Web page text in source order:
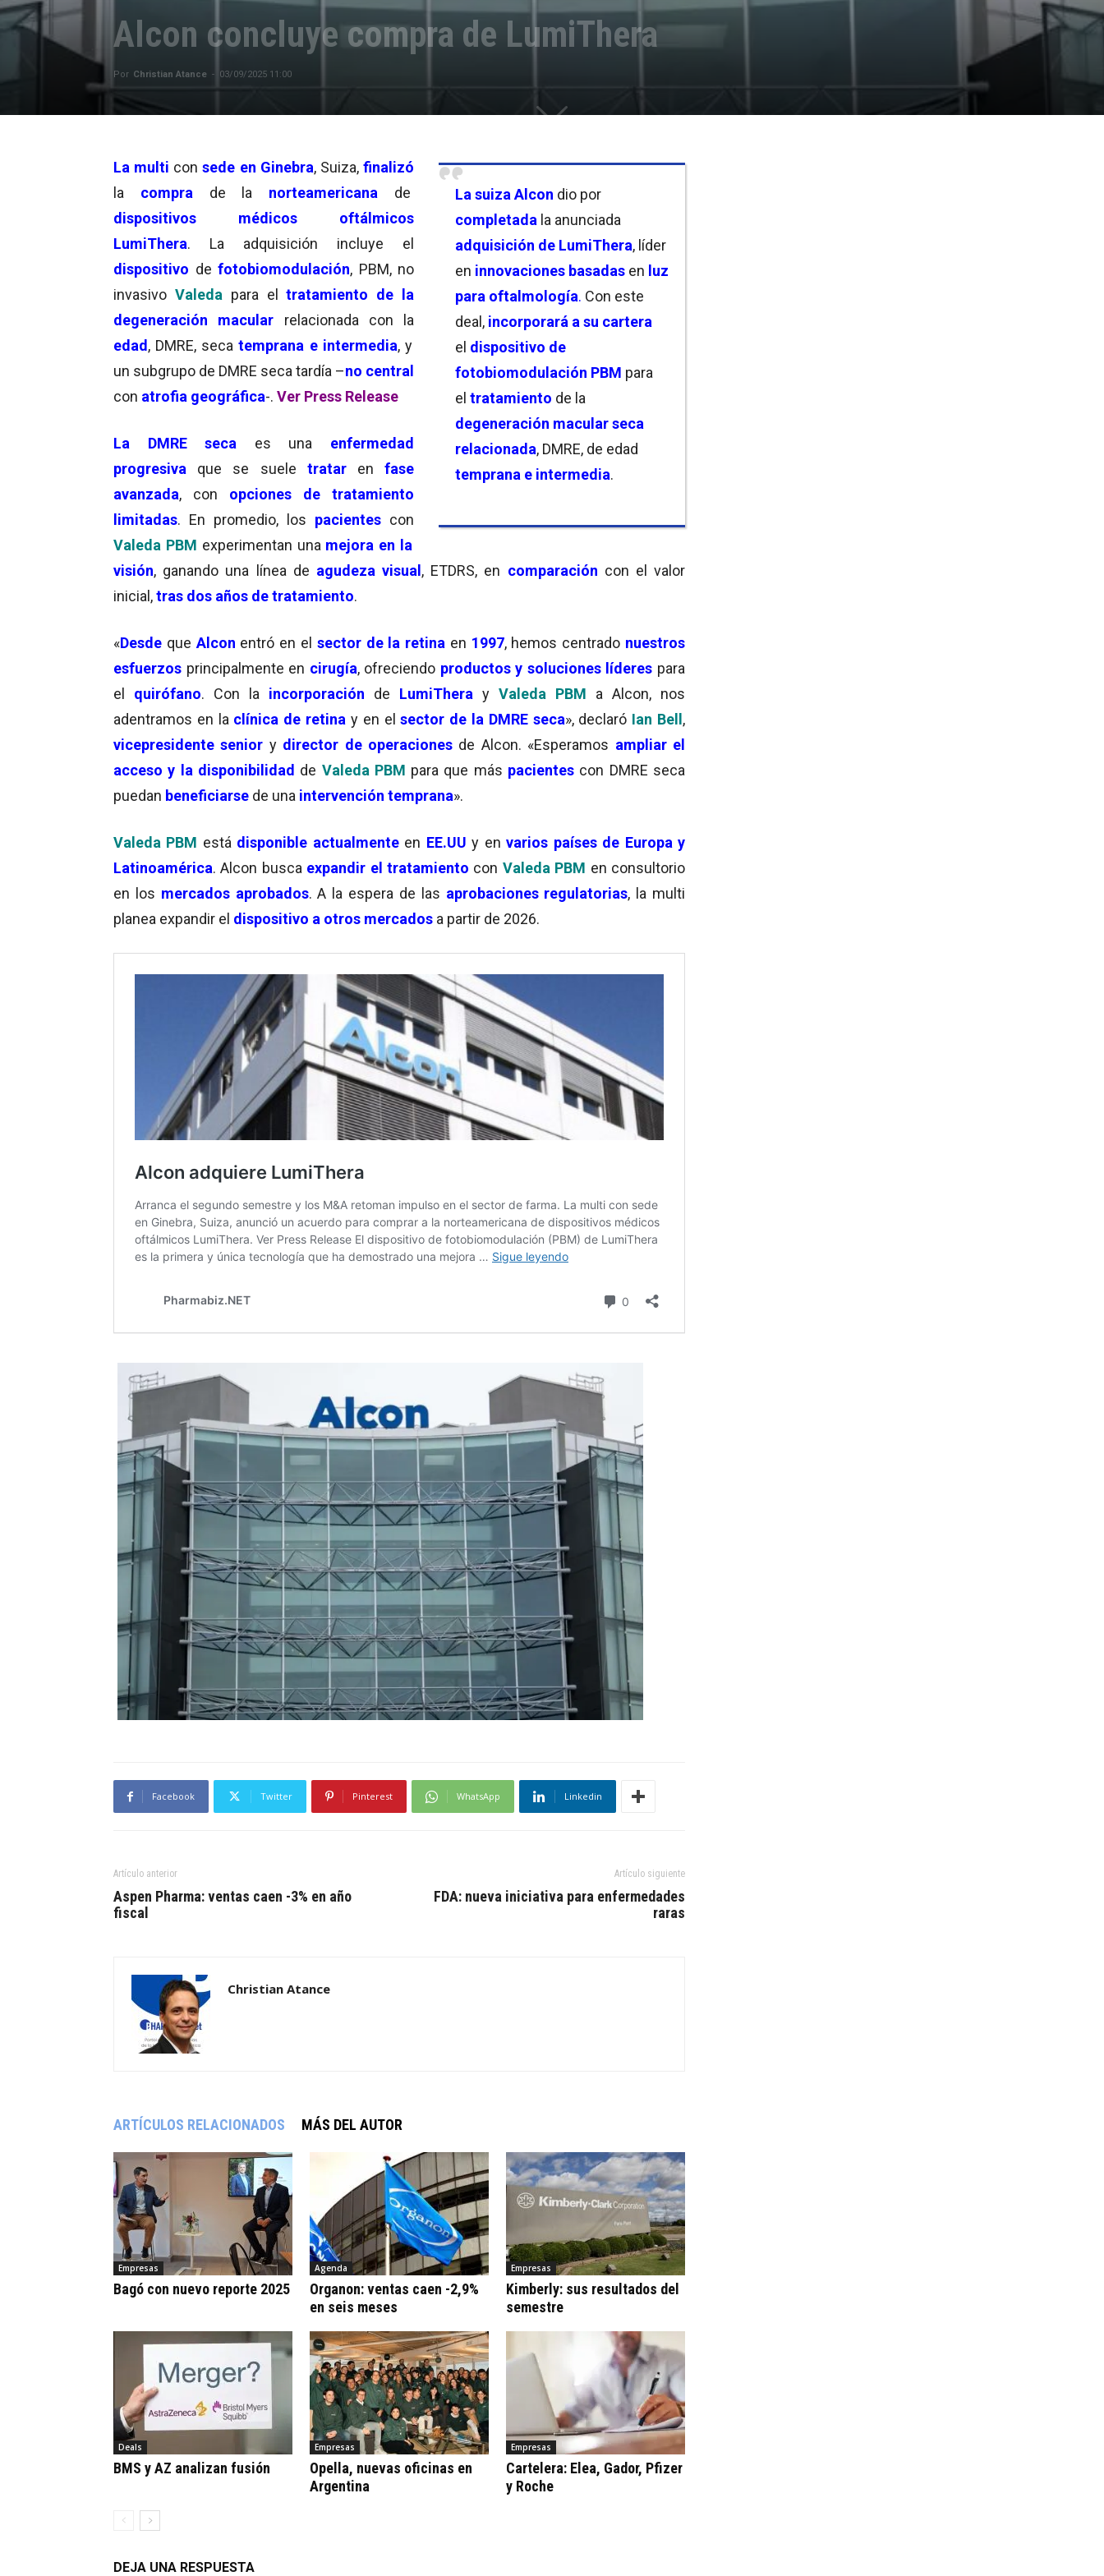
Alcon concluye compra de LumiThera
Por Christian Atance - 03/09/2025 11:00
La suiza Alcon dio por
completada la anunciada
adquisición de LumiThera, líder
en innovaciones basadas en luz
para oftalmología. Con este
deal, incorporará a su cartera
el dispositivo de
fotobiomodulación PBM para
el tratamiento de la
degeneración macular seca
relacionada, DMRE, de edad
temprana e intermedia.
La multi con sede en Ginebra, Suiza,finalizó
la compra de la norteamericana de
dispositivos médicos oftálmicos
LumiThera. La adquisición incluye el
dispositivo de fotobiomodulación, PBM, no
invasivo Valeda para eltratamiento de la
degeneración macular
relacionada con la
edad, DMRE, secatemprana e intermedia, y
un subgrupo de DMRE seca tardía –no central
con atrofia geográfica-. Ver Press Release
La DMRE seca es una enfermedad
progresiva
que se suele tratar enfase
avanzada, con opciones de tratamiento
limitadas. En promedio, los pacientes con
Valeda PBM experimentan una mejora en la
visión, ganando una línea de agudeza visual, ETDRS, en comparación con el valor
inicial,tras dos años de tratamiento.
«Desde que Alcon entró en el sector de la retina en 1997, hemos centrado nuestros
esfuerzos principalmente en cirugía, ofreciendo productos y soluciones líderes para
el quirófano. Con la incorporación de LumiThera y Valeda PBM
a Alcon, nos
adentramos en la clínica de retina y en el sector de la DMRE seca», declaró Ian Bell,
vicepresidente senior y director de operaciones de Alcon. «Esperamos ampliar el
acceso y la disponibilidad de Valeda PBM para que más pacientes con DMRE seca
puedan beneficiarse de una intervención temprana».
Valeda PBM está disponible actualmente en EE.UU y en varios países de Europa y
Latinoamérica. Alcon busca expandir el tratamiento con Valeda PBM en consultorio
en los mercados aprobados. A la espera de las aprobaciones regulatorias, la multi
planea expandir el dispositivo a otros mercados a partir de 2026.
Facebook Twitter Pinterest WhatsApp Linkedin
Artículo anterior
Aspen Pharma: ventas caen -3% en año
fiscal
Artículo siguiente
FDA: nueva iniciativa para enfermedades
raras
Christian Atance
ARTÍCULOS RELACIONADOS MÁS DEL AUTOR
Empresas
Bagó con nuevo reporte 2025
Agenda
Organon: ventas caen -2,9%
en seis meses
Empresas
Kimberly: sus resultados del
semestre
Deals
BMS y AZ analizan fusión
Empresas
Opella, nuevas oficinas en
Argentina
Empresas
Cartelera: Elea, Gador, Pfizer
y Roche
DEJA UNA RESPUESTA